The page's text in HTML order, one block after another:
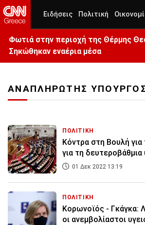
Ειδήσεις Πολιτική
Φωτιά στην περιοχή της Θέρμης
Σηκώθηκαν εναέρια μέσα
ΑΝΑΠΛΗΡΩΤΗΣ ΥΠΟΥΡΓΟΣ
ΠΟΛΙΤΙΚΗ
Κόντρα στη Βουλή
για τη δευτεροβάθμια
01 Δεκ 2022 13:19
ΠΟΛΙΤΙΚΗ
Κορωνοϊός - Γκάγκα:
οι ανεμβολίαστοι